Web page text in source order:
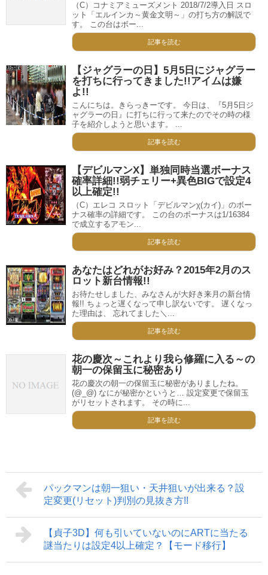
（C）コナミアミューズメント 2018/7/2導入日 スロ
ット「エルインカ～黄金文明～」の打ち方の解説で
す。 この台はボー...
記事を読む
【ジャグラーの日】5月5日にジャグラー
を打ちに行ってきました!!アイムは嫌
よ!!
こんにちは。きらっきーです。 今日は、『5月5日ジ
ャグラーの日』に打ちに行って来たのでその時の様
子を紹介しようと思います。 ...
記事を読む
【デビルマンX】単独同時当選ボーナス
確率詳細!!弱チェリー+異色BIGで設定4
以上確定!!
（C）エレコ スロット「デビルマンχ(カイ)」のボー
ナス確率の詳細です。 この台のボーナスは1/16384
で成立するアモン...
記事を読む
あなたはどれがお好み？2015年2月のス
ロット新台情報!!
お待たせしました、みなさんが大好き来月の新台情
報!! ちょっと遅くなって申し訳ないです。 遅くなっ
た理由は、 忘れてました＼...
記事を読む
花の慶次～これより我ら修羅に入る～の
朝一の保留玉に秘密あり
花の慶次の朝一の保留玉に秘密がありましたね。
(@_@) なにが秘密かというと… 設定変更で保留玉
がリセットされます。 その時に...
記事を読む
パックマンは朝一狙い・天井狙いが出来る？設
定変更(リセット)判別の見抜き方!!
【貞子3D】何も引いていないのにARTに当たる
謎当たりは設定4以上確定？【モード移行】